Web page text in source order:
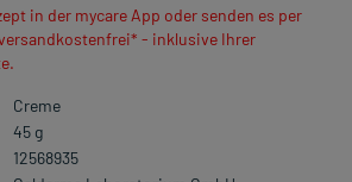
in der mycare App oder senden es per
- inklusive Ihrer
Creme
45 g
12568935